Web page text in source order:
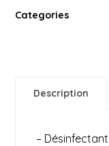
Categories
Description
–